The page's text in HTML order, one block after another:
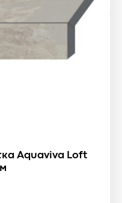
Aquaviva Loft